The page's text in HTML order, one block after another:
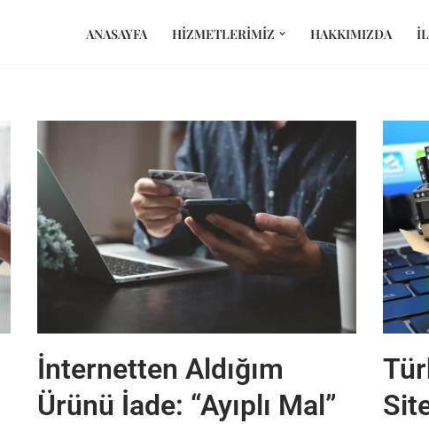
ANASAYFA HIZMETLERIMIZ HAKKIMIZDA
İnternetten Aldığım
Ürünü İade: “Ayıplı Mal”